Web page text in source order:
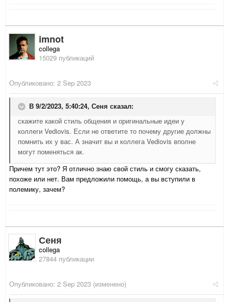
imnot
collega
15029 публикаций
Опубликовано: 2 Sep 2023
В 9/2/2023, 5:40:24, Сеня сказал:
скажите какой стиль общения и оригинальные идеи у
коллеги Vediovis. Если не ответите то почему другие должны
помнить их у вас. А значит вы и коллега Vediovis вполне
могут поменяться ак.
Причем тут это? Я отлично знаю свой стиль и смогу сказать,
похоже или нет. Вам предложили помощь, а вы вступили в
полемику, зачем?
Сеня
collega
27844 публикации
Опубликовано: 2 Sep 2023 (изменено)